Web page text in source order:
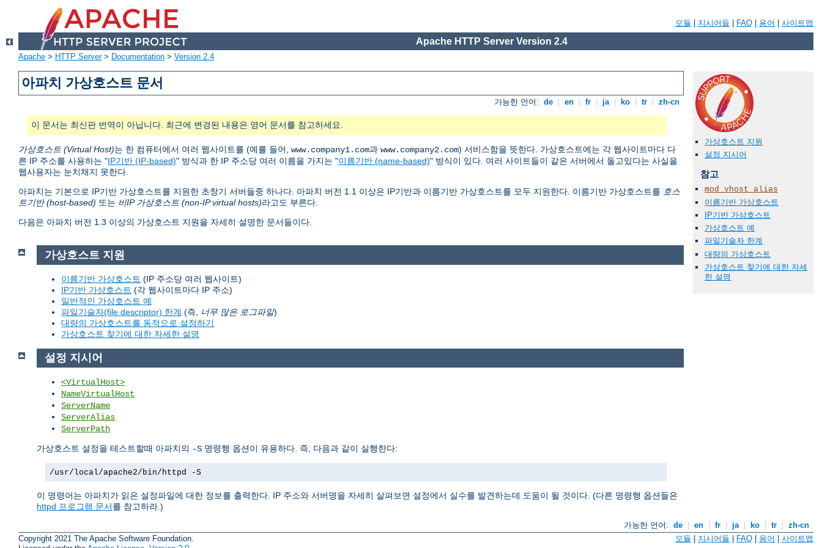
모듈 지시어들 FAQ 용어 사이트맵
Apache HTTP Server Version 2.4
Apache > HTTP Server> Documentation > Version 2.4
아파치 가상호스트 문서
가능한 언어: de en fr ja ko tr zh-cn
이 문서는 최신판 번역이 아닙니다. 최근에 변경된 내용은 영어 문서를 참고하세요.
가상호스트 (Virtual Host)는 한 컴퓨터에서 여러 웹사이트를 (예를 들어, www.company1.com과 www.company2.com) 서비스함을 뜻한다. 가상호스트에는 각 웹사이트마다 다
른 IP 주소를 사용하는 "IP기반 (IP-based)" 방식과 한 IP 주소당 여러 이름을 가지는 "이름기반 (name-based)" 방식이 있다. 여러 사이트들이 같은 서버에서 돌고있다는 사실을
웹사용자는 눈치채지 못한다.
아파치는 기본으로 IP기반 가상호스트를 지원한 초창기 서버들중 하나다. 아파치 버전 1.1 이상은 IP기반과 이름기반 가상호스트를 모두 지원한다. 이름기반 가상호스트를 호스
트기반 (host-based) 또는 비IP 가상호스트 (non-IP virtual hosts)라고도 부른다.
다음은 아파치 버전 1.3 이상의 가상호스트 지원을 자세히 설명한 문서들이다.
가상호스트 지원
설정 지시어
참고
mod_vhost_alias
이름기반 가상호스트
IP기반 가상호스트
가상호스트 예
파일기술자 한계
대량의 가상호스트
가상호스트 찾기에 대한 자세
한 설명
가상호스트 지원
이름기반 가상호스트 (IP 주소당 여러 웹사이트)
IP기반 가상호스트 (각 웹사이트마다 IP 주소)
일반적인 가상호스트 예
파일기술자(file descriptor) 한계 (즉, 너무 많은 로그파일)
대량의 가상호스트를 동적으로 설정하기
가상호스트 찾기에 대한 자세한 설명
설정 지시어
<VirtualHost>
NameVirtualHost
ServerName
ServerAlias
ServerPath
가상호스트 설정을 테스트할때 아파치의 -S 명령행 옵션이 유용하다. 즉, 다음과 같이 실행한다:
/usr/local/apache2/bin/httpd -S
이 명령어는 아파치가 읽은 설정파일에 대한 정보를 출력한다. IP 주소와 서버명을 자세히 살펴보면 설정에서 실수를 발견하는데 도움이 될 것이다. (다른 명령행 옵션들은
httpd 프로그램 문서를 참고하라.)
가능한 언어: de en fr ja ko tr
zh-cn
Copyright 2021 The Apache Software Foundation.
모듈 지시어들 FAQ 용어 사이트맵